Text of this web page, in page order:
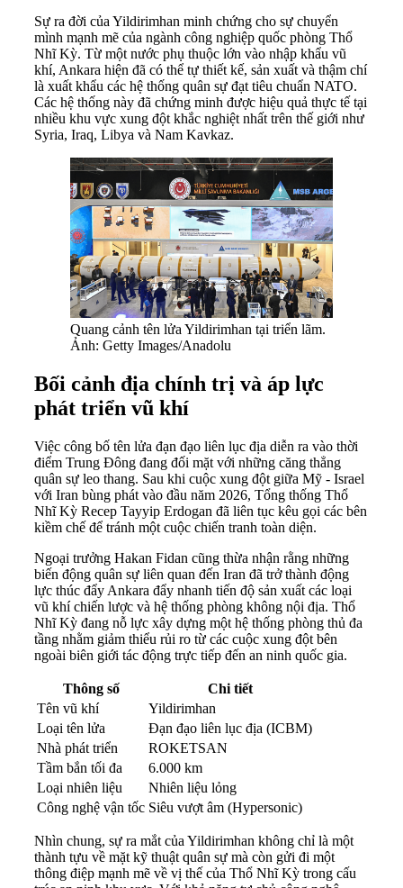
Sự ra đời của Yildirimhan minh chứng cho sự chuyển
mình mạnh mẽ của ngành công nghiệp quốc phòng Thổ
Nhĩ Kỳ. Từ một nước phụ thuộc lớn vào nhập khẩu vũ
khí, Ankara hiện đã có thể tự thiết kế, sản xuất và thậm chí
là xuất khẩu các hệ thống quân sự đạt tiêu chuẩn NATO.
Các hệ thống này đã chứng minh được hiệu quả thực tế tại
nhiều khu vực xung đột khắc nghiệt nhất trên thế giới như
Syria, Iraq, Libya và Nam Kavkaz.
Quang cảnh tên lửa Yildirimhan tại triển lãm.
Ảnh: Getty Images/Anadolu
Bối cảnh địa chính trị và áp lực
phát triển vũ khí
Việc công bố tên lửa đạn đạo liên lục địa diễn ra vào thời
điểm Trung Đông đang đối mặt với những căng thẳng
quân sự leo thang. Sau khi cuộc xung đột giữa Mỹ - Israel
với Iran bùng phát vào đầu năm 2026, Tổng thống Thổ
Nhĩ Kỳ Recep Tayyip Erdogan đã liên tục kêu gọi các bên
kiềm chế để tránh một cuộc chiến tranh toàn diện.
Ngoại trưởng Hakan Fidan cũng thừa nhận rằng những
biến động quân sự liên quan đến Iran đã trở thành động
lực thúc đẩy Ankara đẩy nhanh tiến độ sản xuất các loại
vũ khí chiến lược và hệ thống phòng không nội địa. Thổ
Nhĩ Kỳ đang nỗ lực xây dựng một hệ thống phòng thủ đa
tầng nhằm giảm thiểu rủi ro từ các cuộc xung đột bên
ngoài biên giới tác động trực tiếp đến an ninh quốc gia.
Thông số
Chi tiết
Tên vũ khí
Yildirimhan
Loại tên lửa
Đạn đạo liên lục địa (ICBM)
Nhà phát triển
ROKETSAN
Tầm bắn tối đa
6.000 km
Loại nhiên liệu
Nhiên liệu lỏng
Công nghệ vận tốc Siêu vượt âm (Hypersonic)
Nhìn chung, sự ra mắt của Yildirimhan không chỉ là một
thành tựu về mặt kỹ thuật quân sự mà còn gửi đi một
thông điệp mạnh mẽ về vị thế của Thổ Nhĩ Kỳ trong cấu